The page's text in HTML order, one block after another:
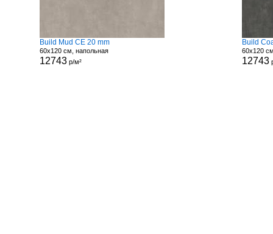
Build Mud CE 20 mm
60x120 см, напольная
12743 р/м²
Build
60x120
12743